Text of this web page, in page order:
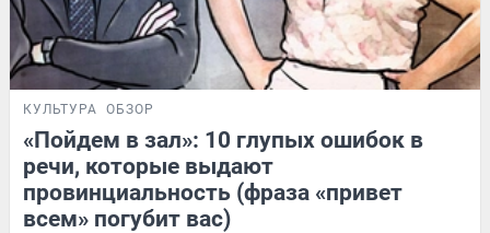
КУЛЬТУРА ОБЗОР
«Пойдем в зал»: 10 глупых ошибок в
речи, которые выдают
провинциальность (фраза «привет
всем» погубит вас)